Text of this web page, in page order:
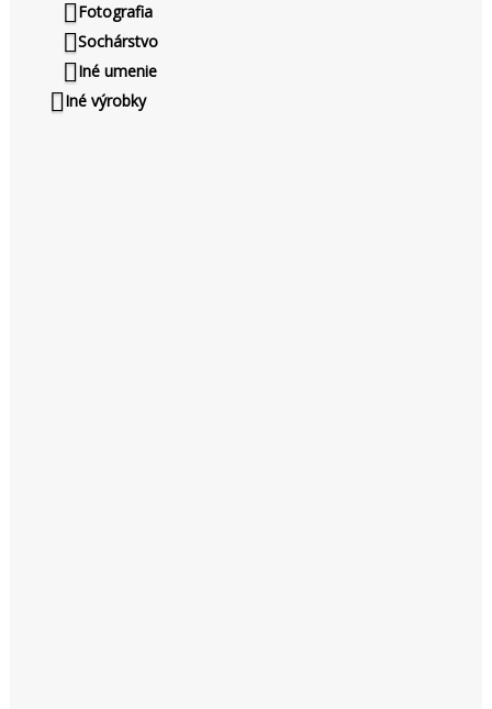
Fotografia
Sochárstvo
Iné umenie
Iné výrobky